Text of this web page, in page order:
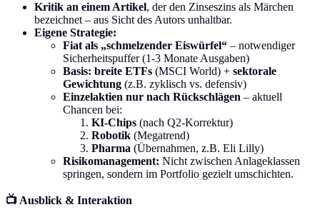
Kritik an einem Artikel, der den Zinseszins als Märchen
bezeichnet – aus Sicht des Autors unhaltbar.
Eigene Strategie:
Fiat als „schmelzender Eiswürfel“ – notwendiger
Sicherheitspuffer (1-3 Monate Ausgaben)
Basis: breite ETFs (MSCI World) + sektorale
Gewichtung (z.B. zyklisch vs. defensiv)
Einzelaktien nur nach Rückschlägen – aktuell
Chancen bei:
KI-Chips (nach Q2-Korrektur)
Robotik (Megatrend)
Pharma (Übernahmen, z.B. Eli Lilly)
Risikomanagement: Nicht zwischen Anlageklassen
springen, sondern im Portfolio gezielt umschichten.
📺 Ausblick & Interaktion